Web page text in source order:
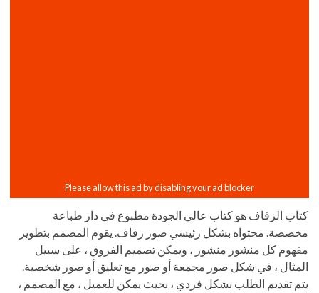
كتاب الزفاف هو كتاب عالي الجودة مطبوع في دار طباعة
مخصصة. محتواه بشكل رئيسي صور زفاف. يقوم المصمم بتطوير
مفهوم كل منشور منشور ، ويمكن تصميم الفروق ، على سبيل
المثال ، في شكل صور مجمعة أو صور مع تعليق أو صور شخصية.
يتم تقديم الطلب بشكل فردي ، بحيث يمكن للعميل ، مع المصمم ،